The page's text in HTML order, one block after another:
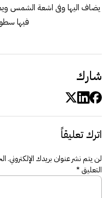
يضاف اليها وفى اشعة الشمس
فيها
شارك
اترك تعليقاً
لن يتم نشر عنوان بريدك الإلكتروني.
التعليق*